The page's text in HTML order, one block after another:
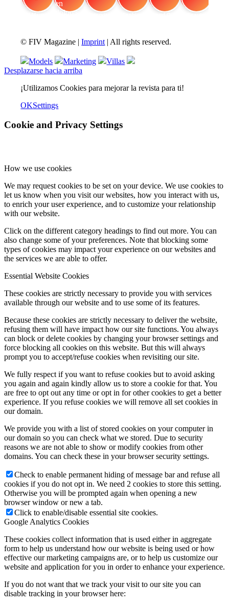
© FIV Magazine |Imprint | All rights reserved.
Models Marketing
Villas
Desplazarse hacia arriba
¡Utilizamos Cookies para mejorar la revista para ti!
OKSettings
Cookie and Privacy Settings
How we use cookies
We may request cookies to be set on your device. We use cookies to
let us know when you visit our websites, how you interact with us,
to enrich your user experience, and to customize your relationship
with our website.
Click on the different category headings to find out more. You can
also change some of your preferences. Note that blocking some
types of cookies may impact your experience on our websites and
the services we are able to offer.
Essential Website Cookies
These cookies are strictly necessary to provide you with services
available through our website and to use some of its features.
Because these cookies are strictly necessary to deliver the website,
refusing them will have impact how our site functions. You always
can block or delete cookies by changing your browser settings and
force blocking all cookies on this website. But this will always
prompt you to accept/refuse cookies when revisiting our site.
We fully respect if you want to refuse cookies but to avoid asking
you again and again kindly allow us to store a cookie for that. You
are free to opt out any time or opt in for other cookies to get a better
experience. If you refuse cookies we will remove all set cookies in
our domain.
We provide you with a list of stored cookies on your computer in
our domain so you can check what we stored. Due to security
reasons we are not able to show or modify cookies from other
domains. You can check these in your browser security settings.
Check to enable permanent hiding of message bar and refuse all
cookies if you do not opt in. We need 2 cookies to store this setting.
Otherwise you will be prompted again when opening a new
browser window or new a tab.
Click to enable/disable essential site cookies.
Google Analytics Cookies
These cookies collect information that is used either in aggregate
form to help us understand how our website is being used or how
effective our marketing campaigns are, or to help us customize our
website and application for you in order to enhance your experience.
If you do not want that we track your visit to our site you can
disable tracking in your browser here: